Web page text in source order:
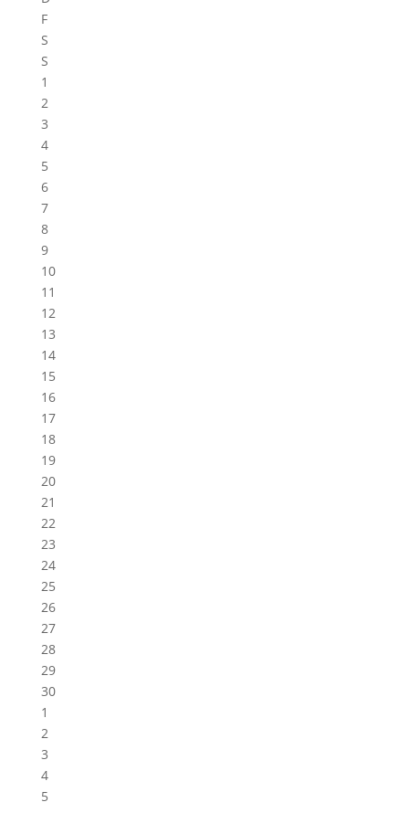
F
S
S
1
2
3
4
5
6
7
8
9
10
11
12
13
14
15
16
17
18
19
20
21
22
23
24
25
26
27
28
29
30
1
2
3
4
5